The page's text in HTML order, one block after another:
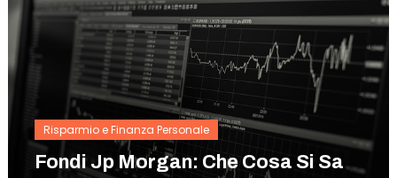
Risparmio e Finanza Personale
Fondi Jp Morgan: Che Cosa Si Sa